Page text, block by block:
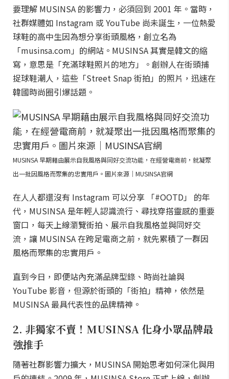
要理解 MUSINSA 的影響力，必須回到 2001 年。當時，
社群媒體如 Instagram 或 YouTube 尚未誕生，一位熱愛
球鞋的高中生因為想分享街頭風格，創立名為
「musinsa.com」的網站。MUSINSA 其實是韓文的縮
寫，意思是「充滿球鞋照片的地方」。創辦人在街頭捕
捉球鞋潮人，這些「Street Snap 街拍」的照片，迅速在
韓國時尚圈引爆話題。
MUSINSA 早期藉由展示自我風格與同好交流功能，在經營電商前，就凝聚
出一批因風格而聚集的忠實用戶。圖片來源｜MUSINSA官網
在人人都還沒有 Instagram 可以分享 「#OOTD」 的年
代，MUSINSA 是年輕人認識流行、尋找穿搭靈感的重要
窗口，每天上線瀏覽街拍、展示自我風格並與同好交
流，讓 MUSINSA 在跨足電商之前，就先累積了一群因
風格而聚集的忠實用戶。
直到今日，即便站內充滿品牌型錄、時尚社論與
YouTube 影音，但源於街頭的「街拍」精神，依然是
MUSINSA 最具代表性的品牌精神。
2. 非獨家不賣！MUSINSA 化身小眾品牌最
強推手
隨著社群影響力擴大，MUSINSA 開始思考如何深化與用